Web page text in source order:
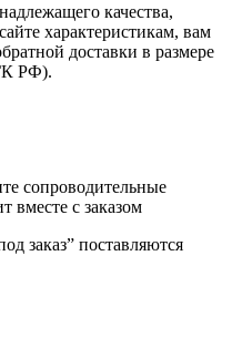
качества,
характеристикам, вам
доставки в размере
РФ).
сопроводительные
вместе с заказом
заказ” поставляются